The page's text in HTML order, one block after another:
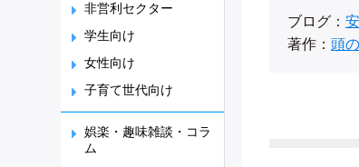
非営利セクター
学生向け
女性向け
子育て世代向け
娯楽・趣味雑談・コラ
ム
ブログ：
著作： 頭